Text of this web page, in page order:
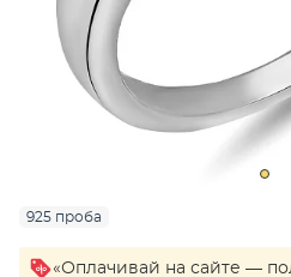
925 проба
«Оплачивай на сайте —